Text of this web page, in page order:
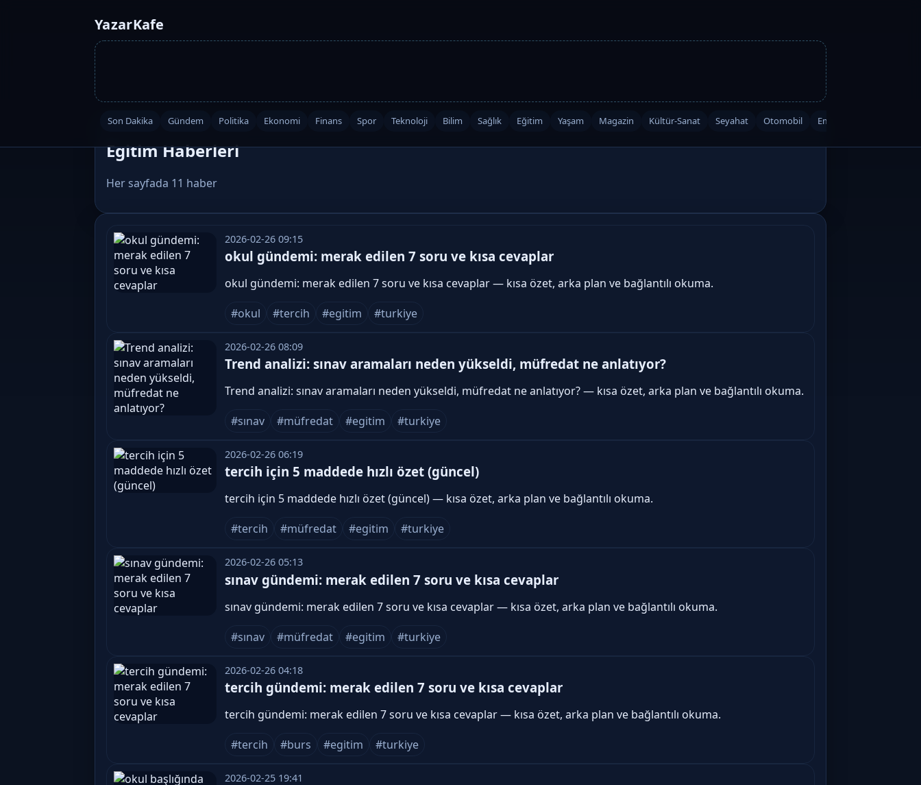
YazarKafe
Son Dakika Gündem Politika Ekonomi Finans Spor Teknoloji Bilim Sağlık Eğitim Yaşam Magazin Kültür-Sanat Seyahat Otomobil Emlak
Egitim Haberleri
Her sayfada 11 haber
2026-02-26 09:15
okul gündemi: merak edilen 7 soru ve kısa cevaplar
okul gündemi: merak edilen 7 soru ve kısa cevaplar — kısa özet, arka plan ve bağlantılı okuma.
#okul
#tercih #egitim #turkiye
2026-02-26 08:09
Trend analizi: sınav aramaları neden yükseldi, müfredat ne anlatıyor?
Trend analizi: sınav aramaları neden yükseldi, müfredat ne anlatıyor? — kısa özet, arka plan ve bağlantılı okuma.
#sınav
#müfredat #egitim #turkiye
2026-02-26 06:19
tercih için 5 maddede hızlı özet (güncel)
tercih için 5 maddede hızlı özet (güncel) — kısa özet, arka plan ve bağlantılı okuma.
#tercih
#müfredat #egitim #turkiye
2026-02-26 05:13
sınav gündemi: merak edilen 7 soru ve kısa cevaplar
sınav gündemi: merak edilen 7 soru ve kısa cevaplar — kısa özet, arka plan ve bağlantılı okuma.
#sınav
#müfredat #egitim #turkiye
2026-02-26 04:18
tercih gündemi: merak edilen 7 soru ve kısa cevaplar
tercih gündemi: merak edilen 7 soru ve kısa cevaplar — kısa özet, arka plan ve bağlantılı okuma.
#tercih
#burs #egitim #turkiye
2026-02-25 19:41